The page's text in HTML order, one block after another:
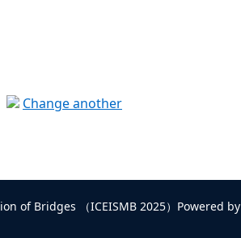
Change another
of Bridges （ICEISMB 2025）Powered by